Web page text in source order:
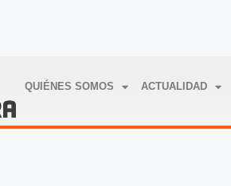
QUIÉNES SOMOS ACTUALIDAD